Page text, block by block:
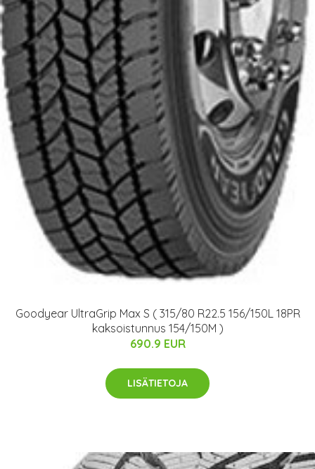
Goodyear UltraGrip Max S ( 315/80 R22.5 156/150L 18PR
kaksoistunnus 154/150M )
690.9 EUR
LISÄTIETOJA